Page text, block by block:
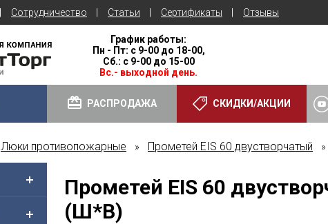
Сотрудничество Статьи Сертификаты Отзывы
График работы:
Пн - Пт: с 9-00 до 18-00,
Сб.: с 9-00 до 15-00
Вс.- выходной день.
РАСПРОДАЖА СКИДКИ/АКЦИИ
Люки противопожарные » Прометей EIS 60 двустворчатый »
Прометей EIS 60
(Ш*В)